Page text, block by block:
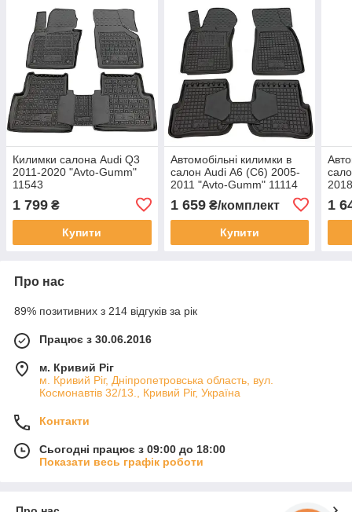
Килимки салона Audi Q3
2011-2020 "Avto-Gumm"
11543
1 799 ₴
Купити
Автомобільні килимки в
салон Audi А6 (C6) 2005-
2011 "Avto-Gumm" 11114
1 659₴/комплект
Купити
1
Про нас
89% позитивних з 214 відгуків за рік
Працює з 30.06.2016
м. Кривий Ріг
м. Кривий Ріг, Дніпропетровська область, вул.
Космонавтів 32/13., Кривий Ріг, Україна
Контакти
Сьогодні працює з 09:00 до 18:00
Показати весь графік роботи